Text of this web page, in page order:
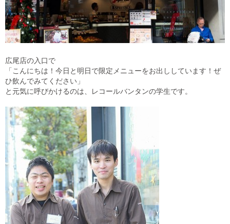
広尾店の入口で
「こんにちは！今日と明日で限定メニューをお出ししています！ぜ
ひ飲んでみてください」
と元気に呼びかけるのは、レコールバンタンの学生です。